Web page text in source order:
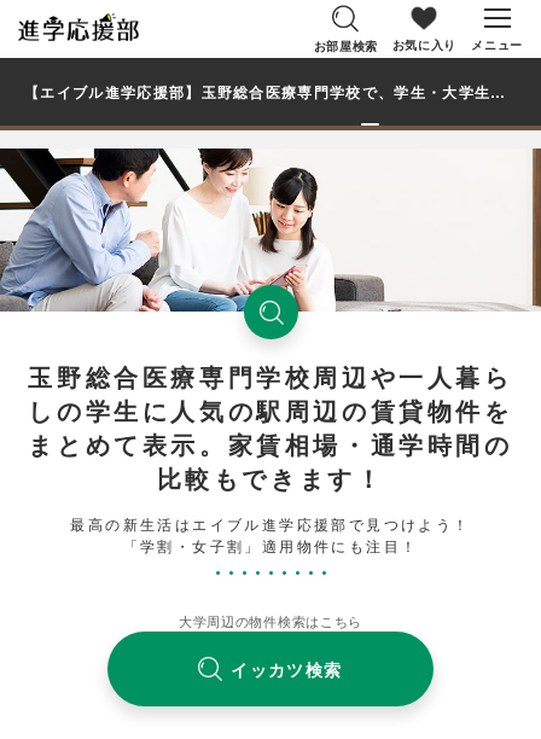
お部屋検索 お気に入り メニュー
【エイブル進学応援部】玉野総合医療専門学校で、学生・大学生の一人暮らし向け賃貸マンション・アパートのお部屋を探す
玉野総合医療専門学校周辺や一人暮ら
しの学生に人気の駅周辺の賃貸物件を
まとめて表示。家賃相場・通学時間の
比較もできます！
最高の新生活はエイブル進学応援部で見つけよう！
「学割・女子割」適用物件にも注目！
大学周辺の物件検索はこちら
イッカツ検索